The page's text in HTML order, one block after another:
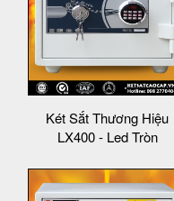
Két Sắt Thương Hiệu
LX400 - Led Tròn